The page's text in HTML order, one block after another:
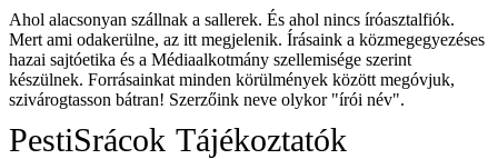
Ahol alacsonyan szállnak a sallerek. És ahol nincs íróasztalfiók.
Mert ami odakerülne, az itt megjelenik. Írásaink a közmegegyezéses
hazai sajtóetika és a Médiaalkotmány szellemisége szerint
készülnek. Forrásainkat minden körülmények között megóvjuk,
szivárogtasson bátran! Szerzőink neve olykor "írói név".
PestiSrácok Tájékoztatók